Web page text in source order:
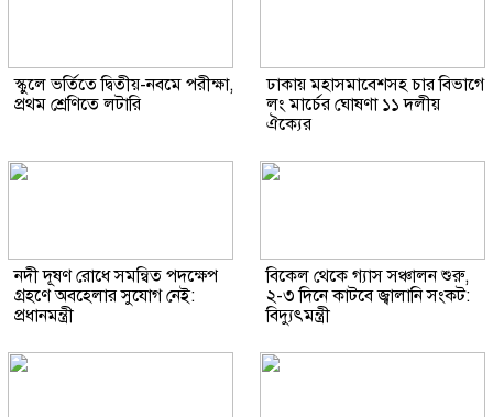
স্কুলে ভর্তিতে দ্বিতীয়-নবমে পরীক্ষা,
প্রথম শ্রেণিতে লটারি
ঢাকায় মহাসমাবেশসহ চার বিভাগে
লং মার্চের ঘোষণা ১১ দলীয়
ঐক্যের
নদী দূষণ রোধে সমন্বিত পদক্ষেপ
গ্রহণে অবহেলার সুযোগ নেই:
প্রধানমন্ত্রী
বিকেল থেকে গ্যাস সঞ্চালন শুরু,
২-৩ দিনে কাটবে জ্বালানি সংকট:
বিদ্যুৎমন্ত্রী